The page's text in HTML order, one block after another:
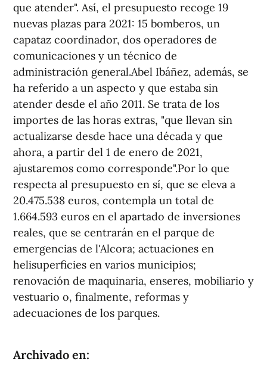
que atender". Así, el presupuesto recoge 19
nuevas plazas para 2021: 15 bomberos, un
capataz coordinador, dos operadores de
comunicaciones y un técnico de
administración general.Abel Ibáñez, además, se
ha referido a un aspecto y que estaba sin
atender desde el año 2011. Se trata de los
importes de las horas extras, "que llevan sin
actualizarse desde hace una década y que
ahora, a partir del 1 de enero de 2021,
ajustaremos como corresponde".Por lo que
respecta al presupuesto en sí, que se eleva a
20.475.538 euros, contempla un total de
1.664.593 euros en el apartado de inversiones
reales, que se centrarán en el parque de
emergencias de l'Alcora; actuaciones en
helisuperficies en varios municipios;
renovación de maquinaria, enseres, mobiliario y
vestuario o, finalmente, reformas y
adecuaciones de los parques.
Archivado en: